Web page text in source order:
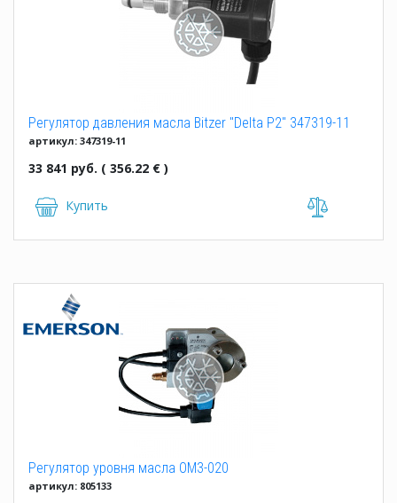
Регулятор давления масла Bitzer "Delta P2" 347319-11
артикул: 347319-11
33 841 руб. ( 356.22 € )
Купить
Регулятор уровня масла OM3-020
артикул: 805133